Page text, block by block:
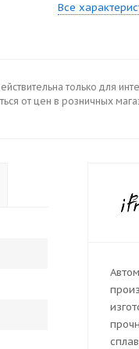
Все
только для
от цен в розничных